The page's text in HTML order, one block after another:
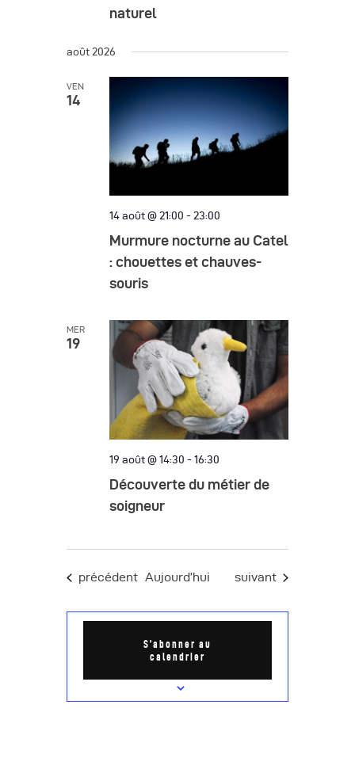
naturel
août 2026
VEN
14
14 août @ 21:00 - 23:00
Murmure nocturne au Catel
: chouettes et chauves-
souris
MER
19
19 août @ 14:30 - 16:30
Découverte du métier de
soigneur
Évènements
précédent Aujourd’hui Évènements
suivant
S’abonner au
calendrier